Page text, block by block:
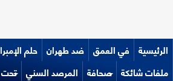
الرئيسية في العمق ضد طهران حلم
ملفات شائكة صحافة المرصد السني تحت